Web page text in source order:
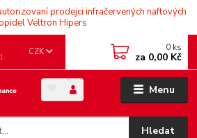
prodejci infračervených naftových
Veltron Hipers
Menu
CZK
Hledat
0 ks
za 0,00 Kč